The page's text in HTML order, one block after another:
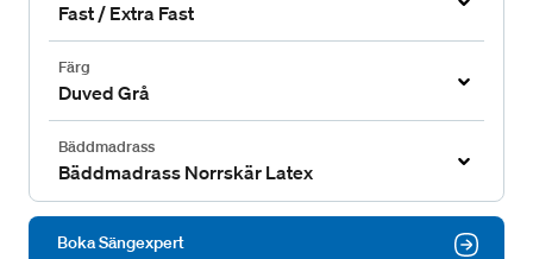
Fast / Extra Fast
Färg
Duved Grå
Bäddmadrass
Bäddmadrass Norrskär Latex
Boka Sängexpert